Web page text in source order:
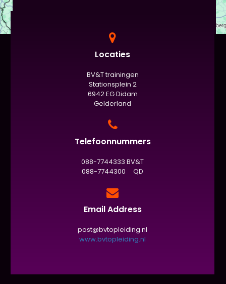
Locaties
BV&T trainingen
Stationsplein 2
6942 EG Didam
Gelderland
Telefoonnummers
088-7744333 BV&T
088-7744300 QD
Email Address
post@bvtopleiding.nl
www.bvtopleiding.nl